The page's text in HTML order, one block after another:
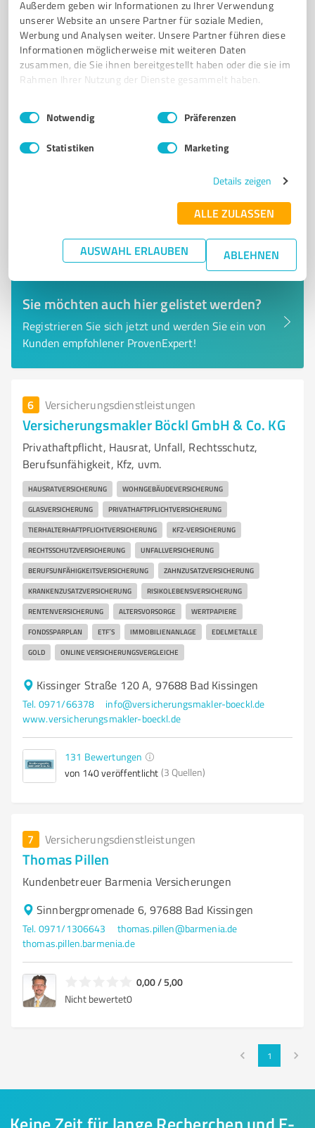
Außerdem geben wir Informationen zu Ihrer Verwendung
unserer Website an unsere Partner für soziale Medien,
Werbung und Analysen weiter. Unsere Partner führen diese
Informationen möglicherweise mit weiteren Daten
zusammen, die Sie ihnen bereitgestellt haben oder die sie im
Rahmen Ihrer Nutzung der Dienste gesammelt haben.
Impressum Datenschutzbestimmungen
Einwilligungsauswahl
Notwendig Präferenzen
Statistiken Marketing
Details zeigen
ALLE ZULASSEN
AUSWAHL ERLAUBEN ABLEHNEN
Versicherungsmakler nach §59 Abs. 3 VVG
St.-Martin-Str. 1, 97714 Oerlenbach
Tel. 09738 8589210
info@fmswalter.de
landingpage.vema-eg.de/?z=versmakler&m=fmswalter&p=versicherungsmakler
von 145 veröffentlicht (3 Quellen)
Sie möchten auch hier gelistet werden?
Registrieren Sie sich jetzt und werden Sie ein von
Kunden empfohlener ProvenExpert!
6 Versicherungsdienstleistungen
Versicherungsmakler Böckl GmbH & Co. KG
Privathaftpflicht, Hausrat, Unfall, Rechtsschutz,
Berufsunfähigkeit, Kfz, uvm.
HAUSRATVERSICHERUNG WOHNGEBÄUDEVERSICHERUNG
GLASVERSICHERUNG PRIVATHAFTPFLICHTVERSICHERUNG
TIERHALTERHAFTPFLICHTVERSICHERUNG KFZ-VERSICHERUNG
RECHTSSCHUTZVERSICHERUNG UNFALLVERSICHERUNG
BERUFSUNFÄHIGKEITSVERSICHERUNG ZAHNZUSATZVERSICHERUNG
KRANKENZUSATZVERSICHERUNG RISIKOLEBENSVERSICHERUNG
RENTENVERSICHERUNG ALTERSVORSORGE WERTPAPIERE
FONDSSPARPLAN ETF´S IMMOBILIENANLAGE EDELMETALLE
GOLD ONLINE VERSICHERUNGSVERGLEICHE
Kissinger Straße 120 A, 97688 Bad Kissingen
Tel. 0971/66378
info@versicherungsmakler-boeckl.de
www.versicherungsmakler-boeckl.de
131 Bewertungen
von 140 veröffentlicht (3 Quellen)
7 Versicherungsdienstleistungen
Thomas Pillen
Kundenbetreuer Barmenia Versicherungen
Sinnbergpromenade 6, 97688 Bad Kissingen
Tel. 0971/1306643
thomas.pillen@barmenia.de
thomas.pillen.barmenia.de
0,00 / 5,00
Nicht bewertet0
1